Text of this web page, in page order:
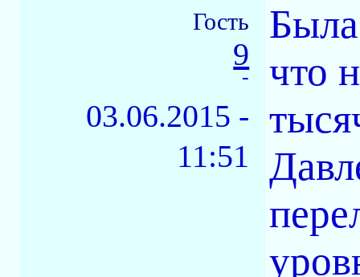
Гость
9
-
03.06.2015 -
11:51
что